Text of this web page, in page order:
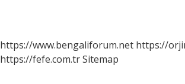
https://www.bengaliforum.net https://
https://fefe.com.trSitemap